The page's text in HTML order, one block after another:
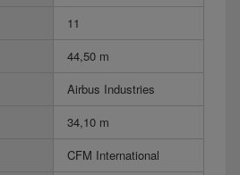
11
44,50 m
Airbus Industries
34,10 m
CFM International